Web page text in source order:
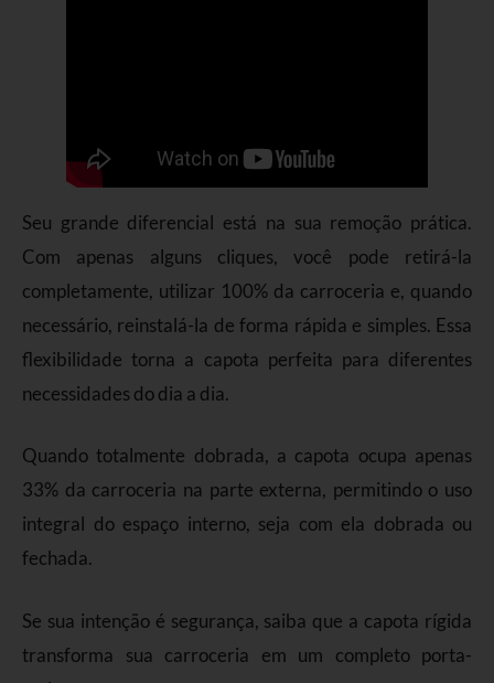
Seu grande diferencial está na sua remoção prática.
Com apenas alguns cliques, você pode retirá-la
completamente, utilizar 100% da carroceria e, quando
necessário, reinstalá-la de forma rápida e simples. Essa
flexibilidade torna a capota perfeita para diferentes
necessidades do dia a dia.
Quando totalmente dobrada, a capota ocupa apenas
33% da carroceria na parte externa, permitindo o uso
integral do espaço interno, seja com ela dobrada ou
fechada.
Se sua intenção é segurança, saiba que a capota rígida
transforma sua carroceria em um completo porta-